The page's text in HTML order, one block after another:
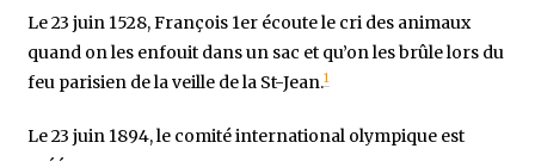
Le 23 juin 1528, François 1er écoute le cri des animaux
quand on les enfouit dans un sac et qu’on les brûle lors du
feu parisien de la veille de la St-Jean.1
Le 23 juin 1894, le comité international olympique est